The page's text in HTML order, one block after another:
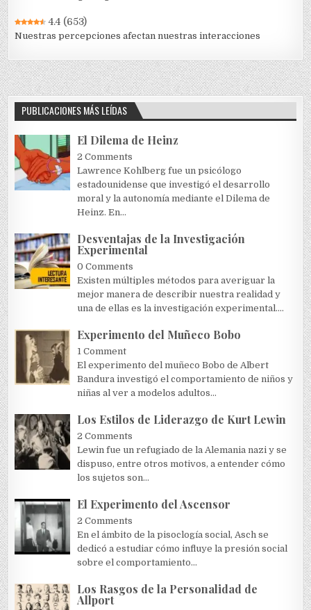
4.4 (653)
Nuestras percepciones afectan nuestras interacciones
PUBLICACIONES MÁS LEÍDAS
El Dilema de Heinz
2 Comments
Lawrence Kohlberg fue un psicólogo
estadounidense que investigó el desarrollo
moral y la autonomía mediante el Dilema de
Heinz. En...
Desventajas de la Investigación
Experimental
0 Comments
Existen múltiples métodos para averiguar la
mejor manera de describir nuestra realidad y
una de ellas es la investigación experimental....
Experimento del Muñeco Bobo
1 Comment
El experimento del muñeco Bobo de Albert
Bandura investigó el comportamiento de niños y
niñas al ver a modelos adultos...
Los Estilos de Liderazgo de Kurt Lewin
2 Comments
Lewin fue un refugiado de la Alemania nazi y se
dispuso, entre otros motivos, a entender cómo
los sujetos son...
El Experimento del Ascensor
2 Comments
En el ámbito de la pisoclogía social, Asch se
dedicó a estudiar cómo influye la presión social
sobre el comportamiento...
Los Rasgos de la Personalidad de
Allport